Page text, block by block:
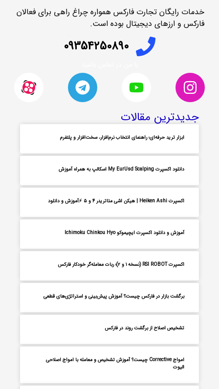
خدمات رایگان تجارت فارکس همواره چراغ راهی برای فعالان
فارکس و ارزهای دیجیتال بوده است.
09354250890
جدیدترین مقالات
ابزار ترید حرفه‌ای؛ راهنمای انتخاب نرم‌افزار، سخت‌افزار و پلتفرم
دانلود اکسپرت My EurUsd Scalping اسکالپ به همراه آموزش
اکسپرت Heiken Ashi | هیکن اشی متاتریدر ۴ و ۵ ⚡آموزش و دانلود
آموزش و دانلود اکسپرت ایچیموکو Ichimoku Chinkou Hyo
اکسپرت RSI ROBOT (نسخه ۱ و ۲)؛ ربات معامله‌گر خودکار فارکس
برگشت بازار در فارکس چیست؟ آموزش پیش‌بینی و استراتژی‌های قطعی
تشخیص اصلاح از برگشت روند در فارکس
امواج Corrective چیست؟ آموزش تشخیص و معامله با امواج اصلاحی
الیوت